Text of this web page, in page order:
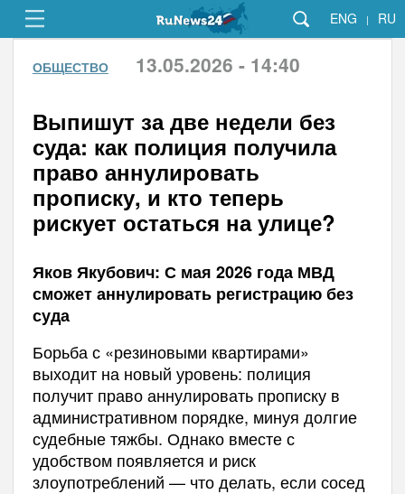
ENG | RU
ОБЩЕСТВО 13.05.2026 - 14:40
Выпишут за две недели без
суда: как полиция получила
право аннулировать
прописку, и кто теперь
рискует остаться на улице?
Яков Якубович: С мая 2026 года МВД
сможет аннулировать регистрацию без
суда
Борьба с «резиновыми квартирами»
выходит на новый уровень: полиция
получит право аннулировать прописку в
административном порядке, минуя долгие
судебные тяжбы. Однако вместе с
удобством появляется и риск
злоупотреблений — что делать, если сосед